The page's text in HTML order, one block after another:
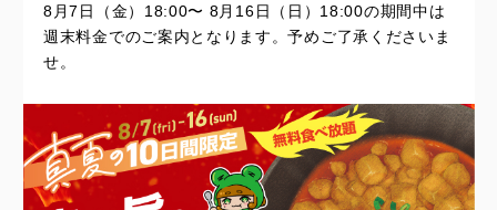
8月7日（金）18:00〜 8月16日（日）18:00の期間中は
週末料金でのご案内となります。予めご了承くださいま
せ。